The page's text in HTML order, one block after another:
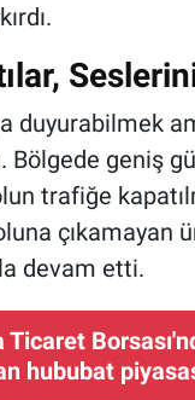
duyurabilmek
Bölgede geniş
trafiğe
çıkamayan
devam etti.
Ticaret
hububat